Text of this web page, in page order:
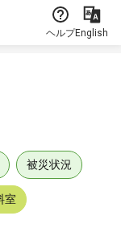
ヘルプEnglish
被災状況
室